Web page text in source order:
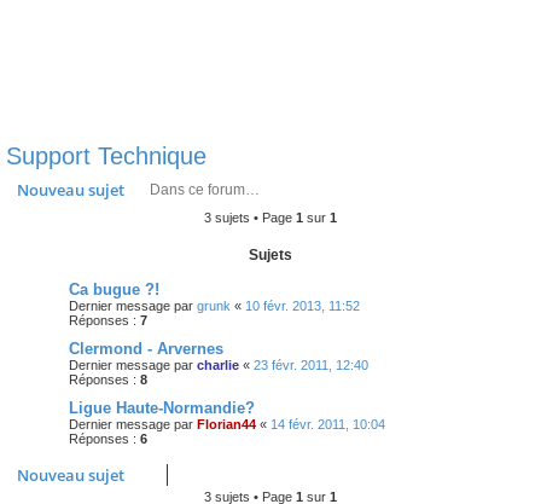
Support Technique
Nouveau sujet
3 sujets • Page 1 sur 1
Sujets
Ca bugue ?!
Dernier message par grunk « 10 févr. 2013, 11:52
Réponses : 7
Clermond - Arvernes
Dernier message par charlie « 23 févr. 2011, 12:40
Réponses : 8
Ligue Haute-Normandie?
Dernier message par Florian44 « 14 févr. 2011, 10:04
Réponses : 6
Nouveau sujet
3 sujets • Page 1 sur 1